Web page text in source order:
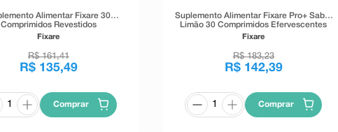
Alimentar Fixare 30
Comprimidos Revestidos
Fixare
R$ 161,41
R$ 135,49
Comprar
Suplemento Alimentar Fixare Pro+ Sabor
Limão 30 Comprimidos Efervescentes
Fixare
R$ 183,23
R$ 142,39
Comprar